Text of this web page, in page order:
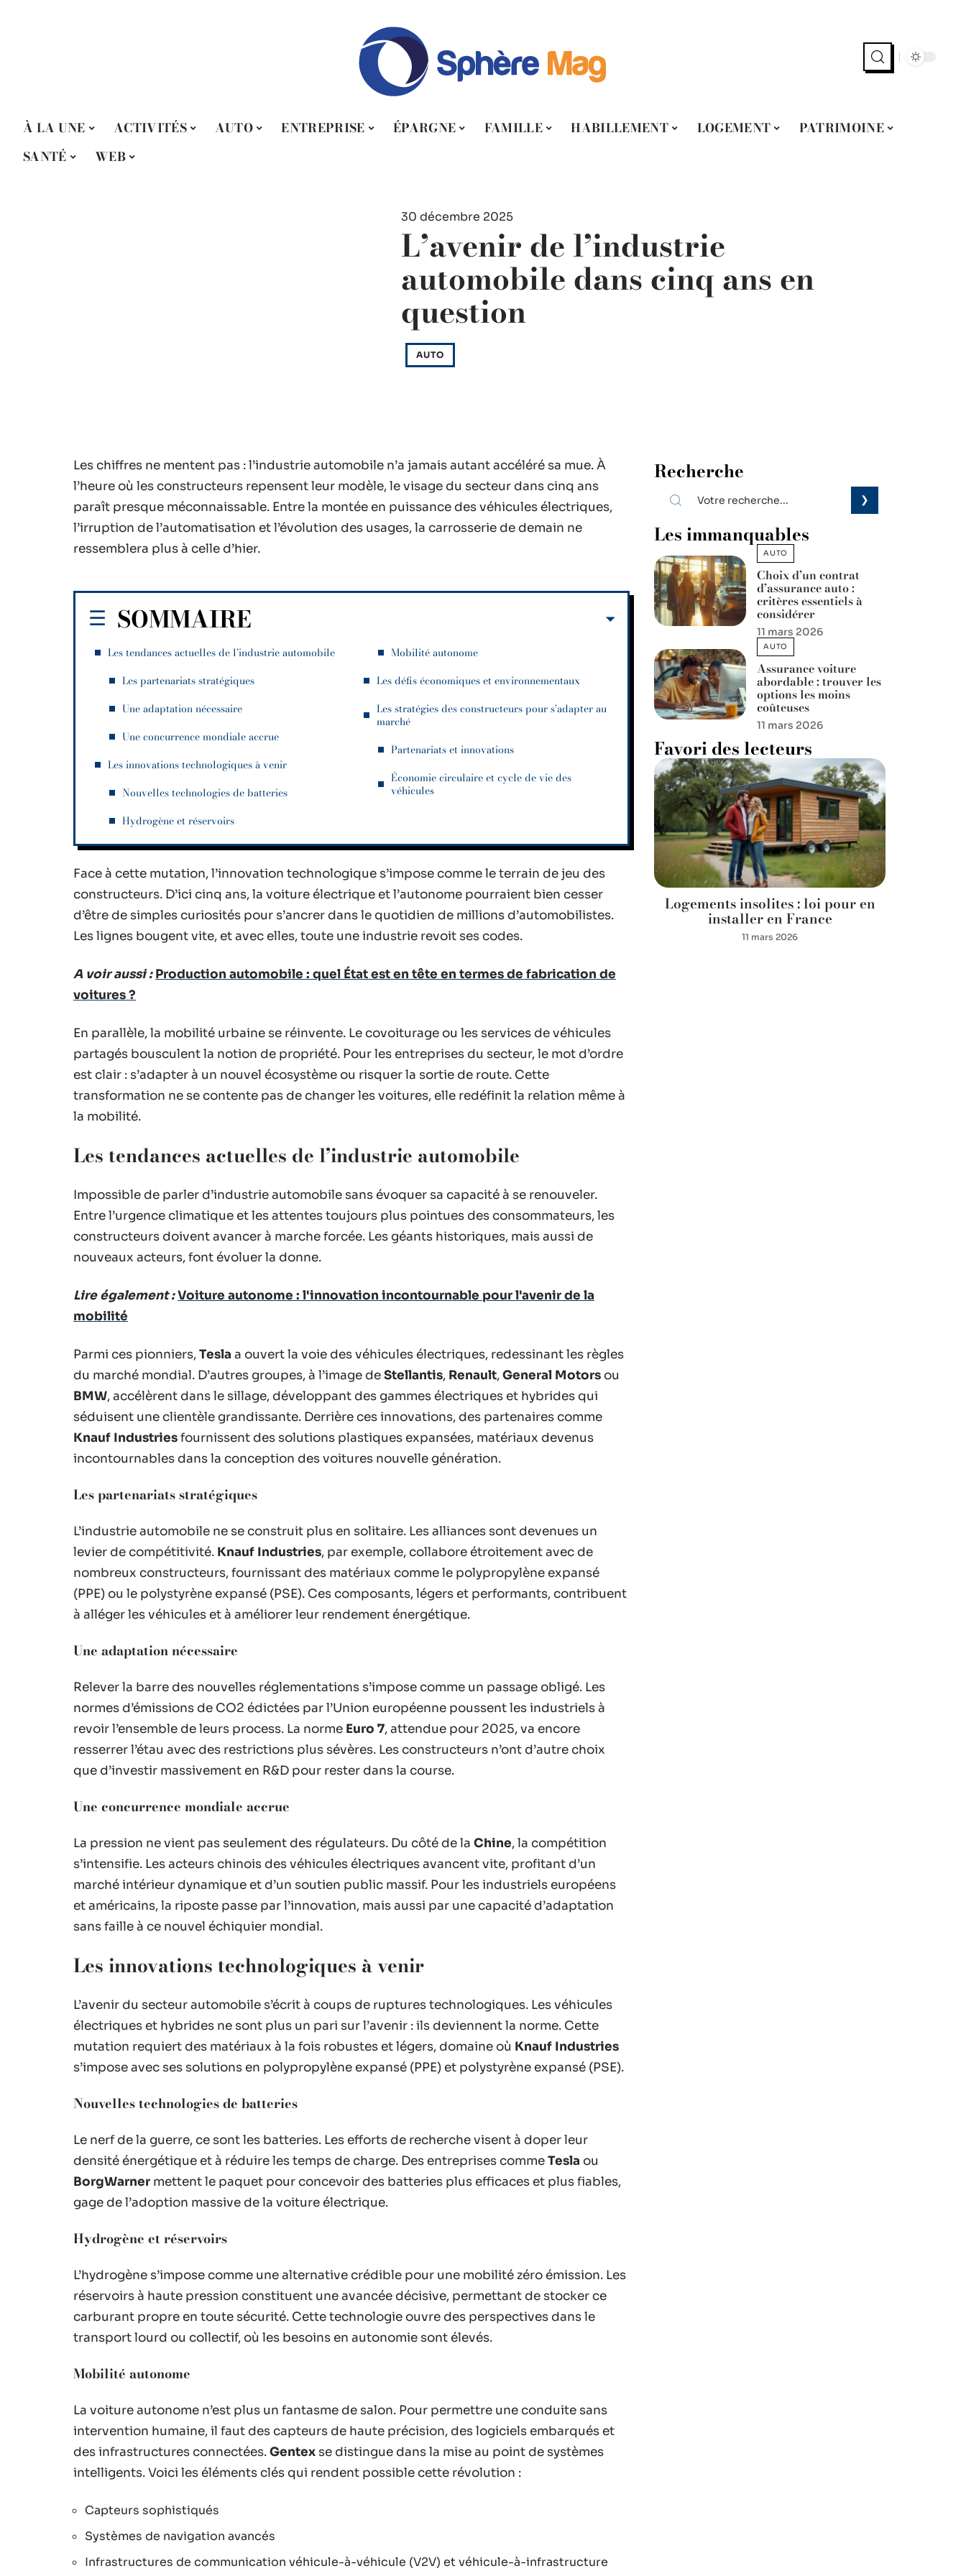
À LA UNE ACTIVITÉS AUTO ENTREPRISE ÉPARGNE FAMILLE HABILLEMENT LOGEMENT
PATRIMOINE
SANTÉ
WEB
30 décembre 2025
L’avenir de l’industrie
automobile dans cinq ans en
question
AUTO
Les chiffres ne mentent pas : l’industrie automobile n’a jamais autant accéléré sa mue. À
l’heure où les constructeurs repensent leur modèle, le visage du secteur dans cinq ans
paraît presque méconnaissable. Entre la montée en puissance des véhicules électriques,
l’irruption de l’automatisation et l’évolution des usages, la carrosserie de demain ne
ressemblera plus à celle d’hier.
SOMMAIRE
Les tendances actuelles de l’industrie automobile
Les partenariats stratégiques
Une adaptation nécessaire
Une concurrence mondiale accrue
Les innovations technologiques à venir
Nouvelles technologies de batteries
Hydrogène et réservoirs
Mobilité autonome
Les défis économiques et environnementaux
Les stratégies des constructeurs pour s’adapter au
marché
Partenariats et innovations
Économie circulaire et cycle de vie des
véhicules
Face à cette mutation, l’innovation technologique s’impose comme le terrain de jeu des
constructeurs. D’ici cinq ans, la voiture électrique et l’autonome pourraient bien cesser
d’être de simples curiosités pour s’ancrer dans le quotidien de millions d’automobilistes.
Les lignes bougent vite, et avec elles, toute une industrie revoit ses codes.
A voir aussi : Production automobile : quel État est en tête en termes de fabrication de
voitures ?
En parallèle, la mobilité urbaine se réinvente. Le covoiturage ou les services de véhicules
partagés bousculent la notion de propriété. Pour les entreprises du secteur, le mot d’ordre
est clair : s’adapter à un nouvel écosystème ou risquer la sortie de route. Cette
transformation ne se contente pas de changer les voitures, elle redéfinit la relation même à
la mobilité.
Les tendances actuelles de l’industrie automobile
Impossible de parler d’industrie automobile sans évoquer sa capacité à se renouveler.
Entre l’urgence climatique et les attentes toujours plus pointues des consommateurs, les
constructeurs doivent avancer à marche forcée. Les géants historiques, mais aussi de
nouveaux acteurs, font évoluer la donne.
Lire également :Voiture autonome : l'innovation incontournable pour l'avenir de la
mobilité
Parmi ces pionniers,Tesla a ouvert la voie des véhicules électriques, redessinant les règles
du marché mondial. D’autres groupes, à l’image deStellantis, Renault,General Motors ou
BMW, accélèrent dans le sillage, développant des gammes électriques et hybrides qui
séduisent une clientèle grandissante. Derrière ces innovations, des partenaires comme
Knauf Industriesfournissent des solutions plastiques expansées, matériaux devenus
incontournables dans la conception des voitures nouvelle génération.
Les partenariats stratégiques
L’industrie automobile ne se construit plus en solitaire. Les alliances sont devenues un
levier de compétitivité. Knauf Industries, par exemple, collabore étroitement avec de
nombreux constructeurs, fournissant des matériaux comme le polypropylène expansé
(PPE) ou le polystyrène expansé (PSE). Ces composants, légers et performants, contribuent
à alléger les véhicules et à améliorer leur rendement énergétique.
Une adaptation nécessaire
Relever la barre des nouvelles réglementations s’impose comme un passage obligé. Les
normes d’émissions de CO2 édictées par l’Union européenne poussent les industriels à
revoir l’ensemble de leurs process. La norme Euro 7, attendue pour 2025, va encore
resserrer l’étau avec des restrictions plus sévères. Les constructeurs n’ont d’autre choix
que d’investir massivement en R&D pour rester dans la course.
Une concurrence mondiale accrue
La pression ne vient pas seulement des régulateurs. Du côté de la Chine, la compétition
s’intensifie. Les acteurs chinois des véhicules électriques avancent vite, profitant d’un
marché intérieur dynamique et d’un soutien public massif. Pour les industriels européens
et américains, la riposte passe par l’innovation, mais aussi par une capacité d’adaptation
sans faille à ce nouvel échiquier mondial.
Les innovations technologiques à venir
L’avenir du secteur automobile s’écrit à coups de ruptures technologiques. Les véhicules
électriques et hybrides ne sont plus un pari sur l’avenir : ils deviennent la norme. Cette
mutation requiert des matériaux à la fois robustes et légers, domaine où Knauf Industries
s’impose avec ses solutions en polypropylène expansé (PPE) et polystyrène expansé (PSE).
Nouvelles technologies de batteries
Le nerf de la guerre, ce sont les batteries. Les efforts de recherche visent à doper leur
densité énergétique et à réduire les temps de charge. Des entreprises commeTesla ou
BorgWarner mettent le paquet pour concevoir des batteries plus efficaces et plus fiables,
gage de l’adoption massive de la voiture électrique.
Hydrogène et réservoirs
L’hydrogène s’impose comme une alternative crédible pour une mobilité zéro émission. Les
réservoirs à haute pression constituent une avancée décisive, permettant de stocker ce
carburant propre en toute sécurité. Cette technologie ouvre des perspectives dans le
transport lourd ou collectif, où les besoins en autonomie sont élevés.
Mobilité autonome
La voiture autonome n’est plus un fantasme de salon. Pour permettre une conduite sans
intervention humaine, il faut des capteurs de haute précision, des logiciels embarqués et
des infrastructures connectées.Gentex se distingue dans la mise au point de systèmes
intelligents. Voici les éléments clés qui rendent possible cette révolution :
Capteurs sophistiqués
Systèmes de navigation avancés
Infrastructures de communication véhicule-à-véhicule (V2V) et véhicule-à-infrastructure
Recherche
Les immanquables
AUTO
Choix d’un contrat
d’assurance auto :
critères essentiels à
considérer
11 mars 2026
AUTO
Assurance voiture
abordable : trouver les
options les moins
coûteuses
11 mars 2026
Favori des lecteurs
Logements insolites : loi pour en
installer en France
11 mars 2026